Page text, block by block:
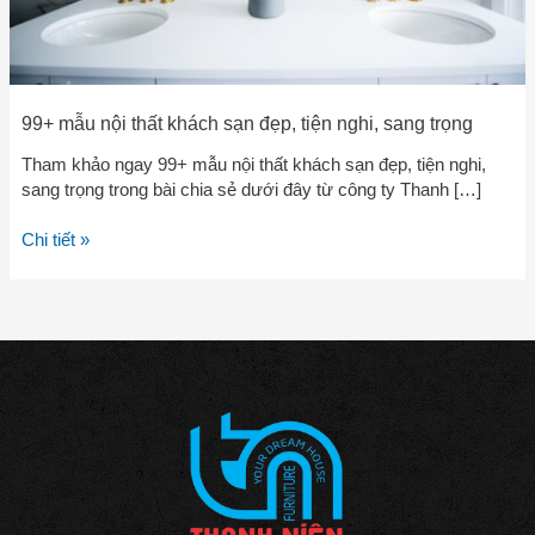
99+ mẫu nội thất khách sạn đẹp, tiện nghi, sang trọng
Tham khảo ngay 99+ mẫu nội thất khách sạn đẹp, tiện nghi,
sang trọng trong bài chia sẻ dưới đây từ công ty Thanh […]
Chi tiết »